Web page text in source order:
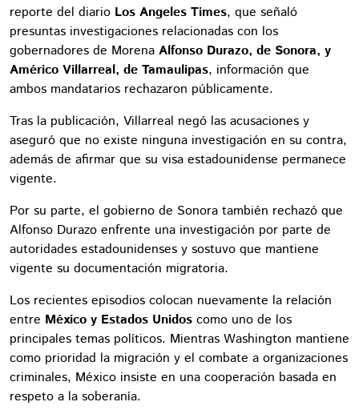
reporte del diario Los Angeles Times, que señaló
presuntas investigaciones relacionadas con los
gobernadores de Morena Alfonso Durazo, de Sonora, y
Américo Villarreal, de Tamaulipas, información que
ambos mandatarios rechazaron públicamente.
Tras la publicación, Villarreal negó las acusaciones y
aseguró que no existe ninguna investigación en su contra,
además de afirmar que su visa estadounidense permanece
vigente.
Por su parte, el gobierno de Sonora también rechazó que
Alfonso Durazo enfrente una investigación por parte de
autoridades estadounidenses y sostuvo que mantiene
vigente su documentación migratoria.
Los recientes episodios colocan nuevamente la relación
entre México y Estados Unidos como uno de los
principales temas políticos. Mientras Washington mantiene
como prioridad la migración y el combate a organizaciones
criminales, México insiste en una cooperación basada en
respeto a la soberanía.